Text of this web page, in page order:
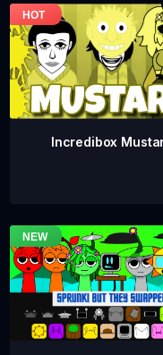
Incredibox